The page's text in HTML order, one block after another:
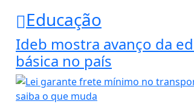
Educação
Ideb mostra avanço da
básica no país